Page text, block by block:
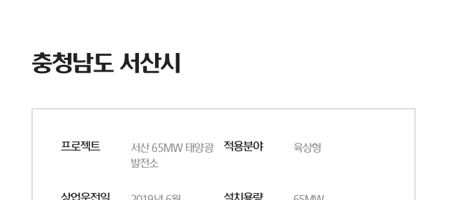
충청남도 서산시
프로젝트
서산 65MW 태양광
발전소
적용분야 육상형